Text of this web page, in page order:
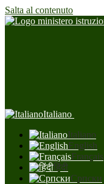
Salta al contenuto
Italiano
Italiano
English
Français
हिंदी
Српски